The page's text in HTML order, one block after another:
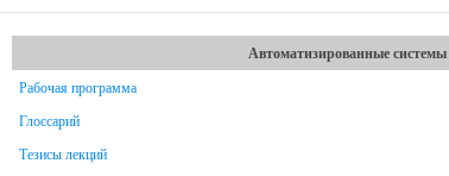
Автоматизированные
Рабочая программа
Глоссарий
Тезисы лекций